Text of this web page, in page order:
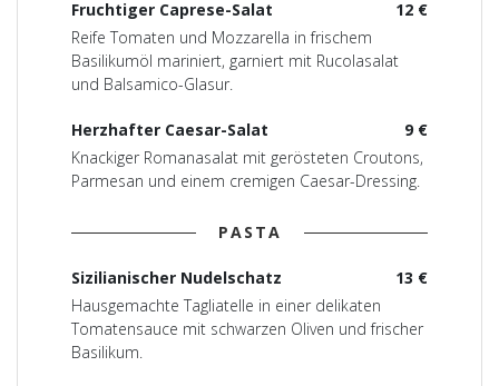
12 €
Fruchtiger Caprese-Salat
Reife Tomaten und Mozzarella in frischem
Basilikumöl mariniert, garniert mit Rucolasalat
und Balsamico-Glasur.
9 €
Herzhafter Caesar-Salat
Knackiger Romanasalat mit gerösteten Croutons,
Parmesan und einem cremigen Caesar-Dressing.
PASTA
13 €
Sizilianischer Nudelschatz
Hausgemachte Tagliatelle in einer delikaten
Tomatensauce mit schwarzen Oliven und frischer
Basilikum.